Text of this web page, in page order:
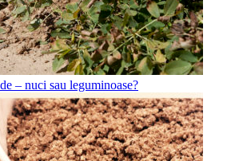
– nuci sau leguminoase?